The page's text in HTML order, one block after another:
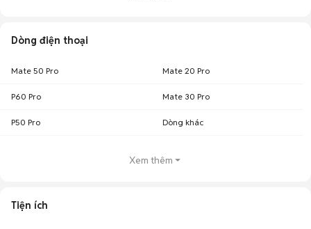
Dòng điện thoại
Mate 50 Pro Mate 20 Pro
P60 Pro Mate 30 Pro
P50 Pro Dòng khác
Xem thêm
Tiện ích